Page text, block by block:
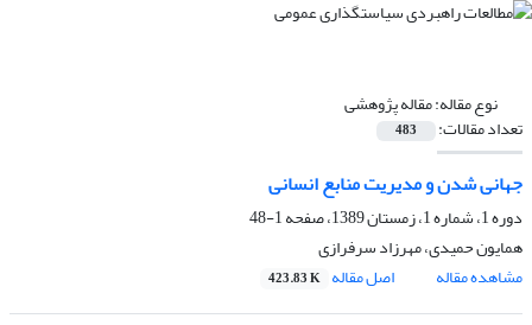
نوع مقاله:مقاله پژوهشی
تعداد مقالات: 483
جهانی شدن و مدیریت منابع انسانی
دوره 1، شماره 1، زمستان 1389، صفحه
1-48
همایون حمیدی، مهرزاد سرفرازی
مشاهده مقاله
اصل مقاله 423.83 K